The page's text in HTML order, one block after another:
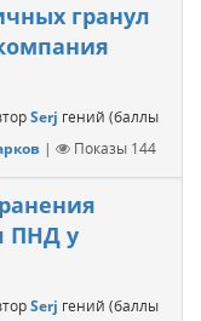
гранул
Serj гений (баллы
| Показы 144
ПНД у
Serj гений (баллы